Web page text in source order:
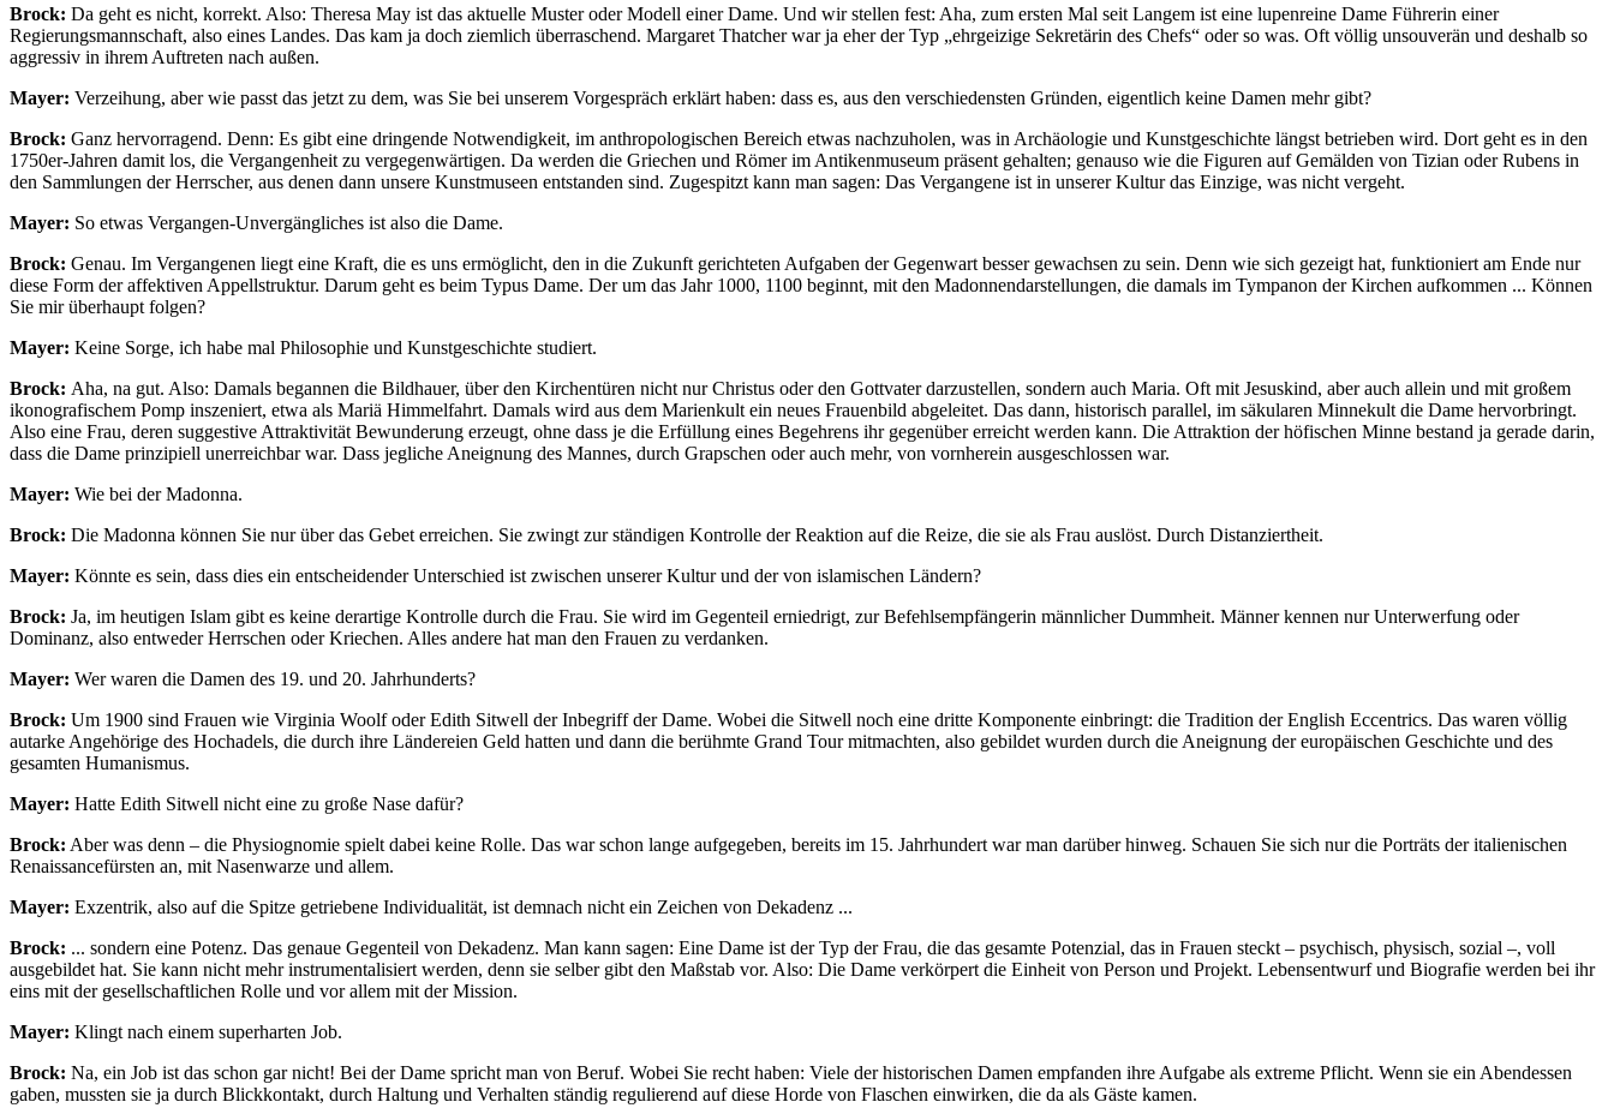
Brock: Da geht es nicht, korrekt. Also: Theresa May ist das aktuelle Muster oder Modell einer Dame. Und wir stellen fest: Aha, zum ersten Mal seit Langem ist eine lupenreine Dame Führerin einer
Regierungsmannschaft, also eines Landes. Das kam ja doch ziemlich überraschend. Margaret Thatcher war ja eher der Typ „ehrgeizige Sekretärin des Chefs“ oder so was. Oft völlig unsouverän und deshalb so
aggressiv in ihrem Auftreten nach außen.
Mayer: Verzeihung, aber wie passt das jetzt zu dem, was Sie bei unserem Vorgespräch erklärt haben: dass es, aus den verschiedensten Gründen, eigentlich keine Damen mehr gibt?
Brock: Ganz hervorragend. Denn: Es gibt eine dringende Notwendigkeit, im anthropologischen Bereich etwas nachzuholen, was in Archäologie und Kunstgeschichte längst betrieben wird. Dort geht es in den
1750er-Jahren damit los, die Vergangenheit zu vergegenwärtigen. Da werden die Griechen und Römer im Antikenmuseum präsent gehalten; genauso wie die Figuren auf Gemälden von Tizian oder Rubens in
den Sammlungen der Herrscher, aus denen dann unsere Kunstmuseen entstanden sind. Zugespitzt kann man sagen: Das Vergangene ist in unserer Kultur das Einzige, was nicht vergeht.
Mayer: So etwas Vergangen-Unvergängliches ist also die Dame.
Brock: Genau. Im Vergangenen liegt eine Kraft, die es uns ermöglicht, den in die Zukunft gerichteten Aufgaben der Gegenwart besser gewachsen zu sein. Denn wie sich gezeigt hat, funktioniert am Ende nur
diese Form der affektiven Appellstruktur. Darum geht es beim Typus Dame. Der um das Jahr 1000, 1100 beginnt, mit den Madonnendarstellungen, die damals im Tympanon der Kirchen aufkommen ... Können
Sie mir überhaupt folgen?
Mayer: Keine Sorge, ich habe mal Philosophie und Kunstgeschichte studiert.
Brock: Aha, na gut. Also: Damals begannen die Bildhauer, über den Kirchentüren nicht nur Christus oder den Gottvater darzustellen, sondern auch Maria. Oft mit Jesuskind, aber auch allein und mit großem
ikonografischem Pomp inszeniert, etwa als Mariä Himmelfahrt. Damals wird aus dem Marienkult ein neues Frauenbild abgeleitet. Das dann, historisch parallel, im säkularen Minnekult die Dame hervorbringt.
Also eine Frau, deren suggestive Attraktivität Bewunderung erzeugt, ohne dass je die Erfüllung eines Begehrens ihr gegenüber erreicht werden kann. Die Attraktion der höfischen Minne bestand ja gerade darin,
dass die Dame prinzipiell unerreichbar war. Dass jegliche Aneignung des Mannes, durch Grapschen oder auch mehr, von vornherein ausgeschlossen war.
Mayer: Wie bei der Madonna.
Brock: Die Madonna können Sie nur über das Gebet erreichen. Sie zwingt zur ständigen Kontrolle der Reaktion auf die Reize, die sie als Frau auslöst. Durch Distanziertheit.
Mayer: Könnte es sein, dass dies ein entscheidender Unterschied ist zwischen unserer Kultur und der von islamischen Ländern?
Brock: Ja, im heutigen Islam gibt es keine derartige Kontrolle durch die Frau. Sie wird im Gegenteil erniedrigt, zur Befehlsempfängerin männlicher Dummheit. Männer kennen nur Unterwerfung oder
Dominanz, also entweder Herrschen oder Kriechen. Alles andere hat man den Frauen zu verdanken.
Mayer: Wer waren die Damen des 19. und 20. Jahrhunderts?
Brock: Um 1900 sind Frauen wie Virginia Woolf oder Edith Sitwell der Inbegriff der Dame. Wobei die Sitwell noch eine dritte Komponente einbringt: die Tradition der English Eccentrics. Das waren völlig
autarke Angehörige des Hochadels, die durch ihre Ländereien Geld hatten und dann die berühmte Grand Tour mitmachten, also gebildet wurden durch die Aneignung der europäischen Geschichte und des
gesamten Humanismus.
Mayer: Hatte Edith Sitwell nicht eine zu große Nase dafür?
Brock: Aber was denn – die Physiognomie spielt dabei keine Rolle. Das war schon lange aufgegeben, bereits im 15. Jahrhundert war man darüber hinweg. Schauen Sie sich nur die Porträts der italienischen
Renaissancefürsten an, mit Nasenwarze und allem.
Mayer: Exzentrik, also auf die Spitze getriebene Individualität, ist demnach nicht ein Zeichen von Dekadenz ...
Brock: ... sondern eine Potenz. Das genaue Gegenteil von Dekadenz. Man kann sagen: Eine Dame ist der Typ der Frau, die das gesamte Potenzial, das in Frauen steckt – psychisch, physisch, sozial –, voll
ausgebildet hat. Sie kann nicht mehr instrumentalisiert werden, denn sie selber gibt den Maßstab vor. Also: Die Dame verkörpert die Einheit von Person und Projekt. Lebensentwurf und Biografie werden bei ihr
eins mit der gesellschaftlichen Rolle und vor allem mit der Mission.
Mayer: Klingt nach einem superharten Job.
Brock: Na, ein Job ist das schon gar nicht! Bei der Dame spricht man von Beruf. Wobei Sie recht haben: Viele der historischen Damen empfanden ihre Aufgabe als extreme Pflicht. Wenn sie ein Abendessen
gaben, mussten sie ja durch Blickkontakt, durch Haltung und Verhalten ständig regulierend auf diese Horde von Flaschen einwirken, die da als Gäste kamen.